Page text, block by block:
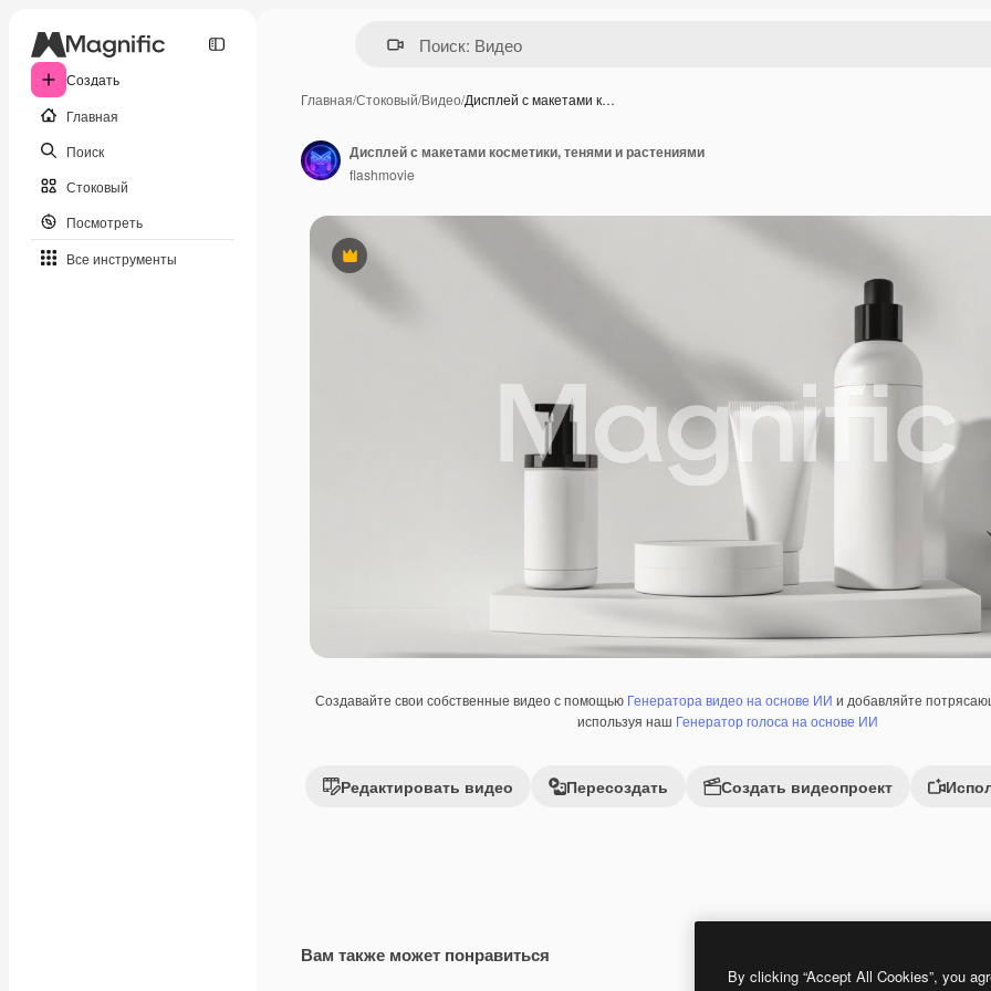
Создать
Главная
Поиск
Стоковый
Посмотреть
Все инструменты
Главная/Стоковый/Видео/Дисплей с макетами к…
Премиум
Создавайте свои собственные видео с помощью Генератора видео на основе ИИ и добавляйте
используя наш Генератор голоса на основе ИИ
Редактировать видео Пересоздать Создать видеопроект
Дисплей с макетами косметики, тенями и растениями
flashmovie
Вам также может понравиться
By clicking “Accept All Cookies”, you